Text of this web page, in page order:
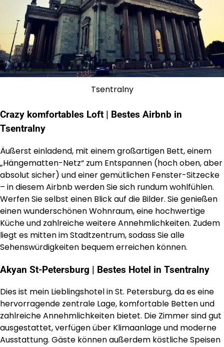
Tsentralny
Crazy komfortables Loft | Bestes Airbnb in
Tsentralny
Äußerst einladend, mit einem großartigen Bett, einem
„Hängematten-Netz“ zum Entspannen (hoch oben, aber
absolut sicher) und einer gemütlichen Fenster-Sitzecke
– in diesem Airbnb werden Sie sich rundum wohlfühlen.
Werfen Sie selbst einen Blick auf die Bilder. Sie genießen
einen wunderschönen Wohnraum, eine hochwertige
Küche und zahlreiche weitere Annehmlichkeiten. Zudem
liegt es mitten im Stadtzentrum, sodass Sie alle
Sehenswürdigkeiten bequem erreichen können.
Akyan St-Petersburg | Bestes Hotel in Tsentralny
Dies ist mein Lieblingshotel in St. Petersburg, da es eine
hervorragende zentrale Lage, komfortable Betten und
zahlreiche Annehmlichkeiten bietet. Die Zimmer sind gut
ausgestattet, verfügen über Klimaanlage und moderne
Ausstattung. Gäste können außerdem köstliche Speisen